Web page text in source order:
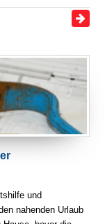
und
nahenden Urlaub